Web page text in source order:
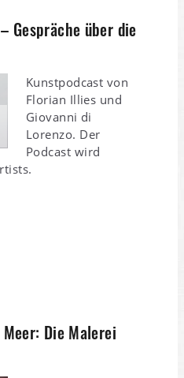
Gespräche über die
Kunstpodcast von
Florian Illies und
Giovanni di
Lorenzo. Der
Podcast wird
Die Malerei